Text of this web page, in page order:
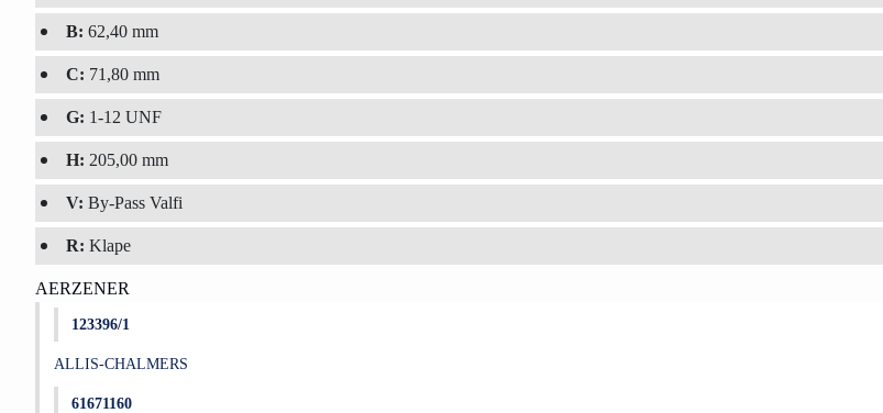
B: 62,40 mm
C: 71,80 mm
G: 1-12 UNF
H: 205,00 mm
V: By-Pass Valfi
R: Klape
AERZENER
123396/1
ALLIS-CHALMERS
61671160